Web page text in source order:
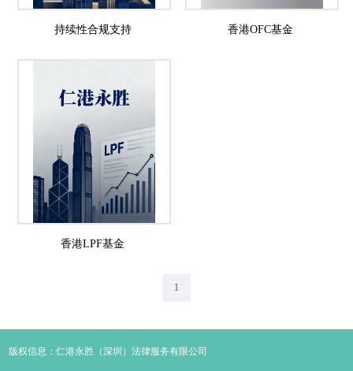
持续性合规支持 香港OFC基金
香港LPF基金
1
版权信息：仁港永胜（深圳）法律服务有限公司